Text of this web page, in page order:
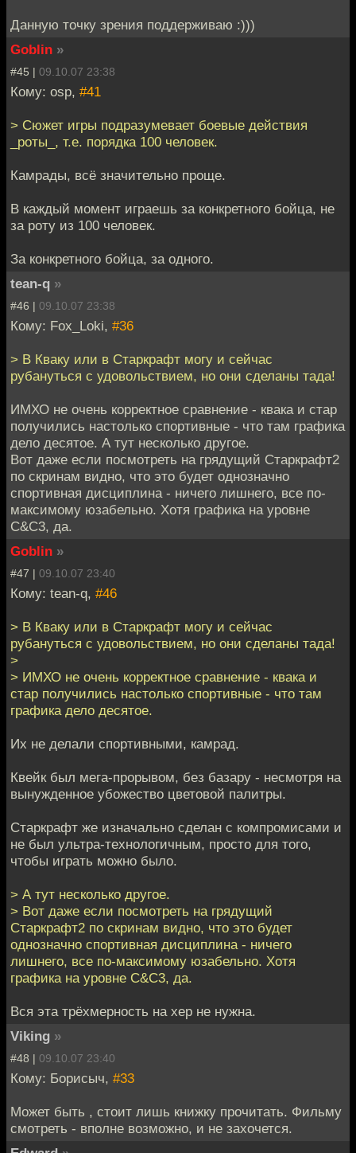
Данную точку зрения поддерживаю :)))
Goblin »
#45 | 09.10.07 23:38
Кому: osp, #41
> Сюжет игры подразумевает боевые действия
_роты_, т.е. порядка 100 человек.
Камрады, всё значительно проще.
В каждый момент играешь за конкретного бойца, не
за роту из 100 человек.
За конкретного бойца, за одного.
tean-q »
#46 | 09.10.07 23:38
Кому: Fox_Loki, #36
> В Кваку или в Старкрафт могу и сейчас
рубануться с удовольствием, но они сделаны тада!
ИМХО не очень корректное сравнение - квака и стар
получились настолько спортивные - что там графика
дело десятое. А тут несколько другое.
Вот даже если посмотреть на грядущий Старкрафт2
по скринам видно, что это будет однозначно
спортивная дисциплина - ничего лишнего, все по-
максимому юзабельно. Хотя графика на уровне
C&C3, да.
Goblin »
#47 | 09.10.07 23:40
Кому: tean-q, #46
> В Кваку или в Старкрафт могу и сейчас
рубануться с удовольствием, но они сделаны тада!
>
> ИМХО не очень корректное сравнение - квака и
стар получились настолько спортивные - что там
графика дело десятое.
Их не делали спортивными, камрад.
Квейк был мега-прорывом, без базару - несмотря на
вынужденное убожество цветовой палитры.
Старкрафт же изначально сделан с компромисами и
не был ультра-технологичным, просто для того,
чтобы играть можно было.
> А тут несколько другое.
> Вот даже если посмотреть на грядущий
Старкрафт2 по скринам видно, что это будет
однозначно спортивная дисциплина - ничего
лишнего, все по-максимому юзабельно. Хотя
графика на уровне C&C3, да.
Вся эта трёхмерность на хер не нужна.
Viking »
#48 | 09.10.07 23:40
Кому: Борисыч, #33
Может быть , стоит лишь книжку прочитать. Фильму
смотреть - вполне возможно, и не захочется.